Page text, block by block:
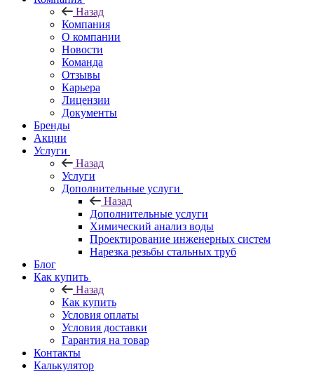
Назад
Компания
О компании
Новости
Команда
Отзывы
Карьера
Лицензии
Документы
Бренды
Акции
Услуги
Назад
Услуги
Дополнительные услуги
Назад
Дополнительные услуги
Химический анализ воды
Проектирование инженерных систем
Нарезка резьбы стальных труб
Блог
Как купить
Назад
Как купить
Условия оплаты
Условия доставки
Гарантия на товар
Контакты
Калькулятор